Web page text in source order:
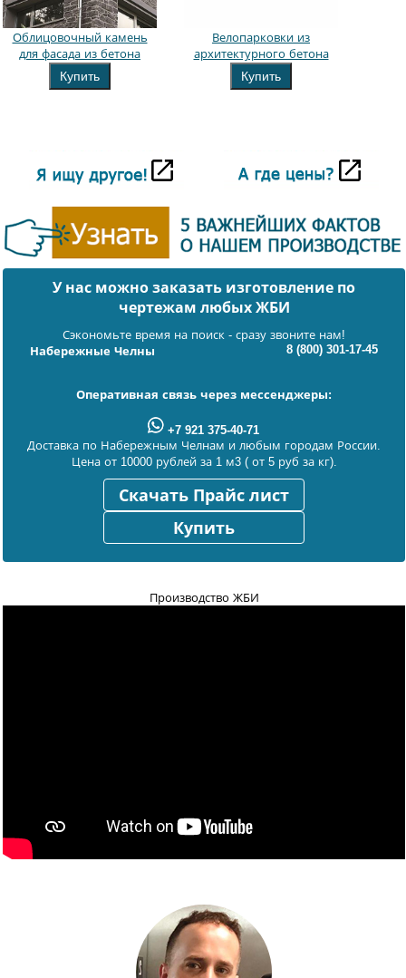
Облицовочный камень
для фасада из бетона
Купить
Велопарковки из
архитектурного бетона
Купить
У нас можно заказать изготовление по
чертежам любых ЖБИ
Сэкономьте время на поиск - сразу звоните нам!
Набережные Челны
8 (800) 301-17-45
Оперативная связь через мессенджеры:
+7 921 375-40-71
Доставка по Набережным Челнам и любым городам России.
Цена от 10000 рублей за 1 м3 ( от 5 руб за кг).
Скачать Прайс лист
Купить
Производство ЖБИ